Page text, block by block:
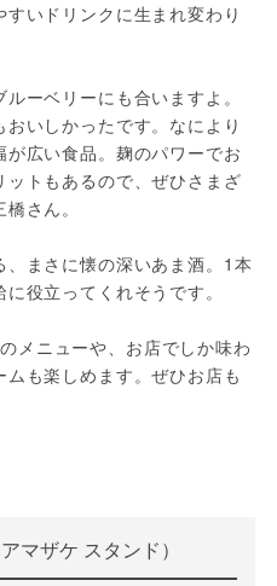
いドリンクに生まれ変わり
ーベリーにも合いますよ。
いしかったです。なにより
広い食品。麹のパワーでお
トもあるので、ぜひさまざ
さん。
まさに懐の深いあま酒。1本
役立ってくれそうです。
メニューや、お店でしか味わ
も楽しめます。ぜひお店も
マザケ スタンド）